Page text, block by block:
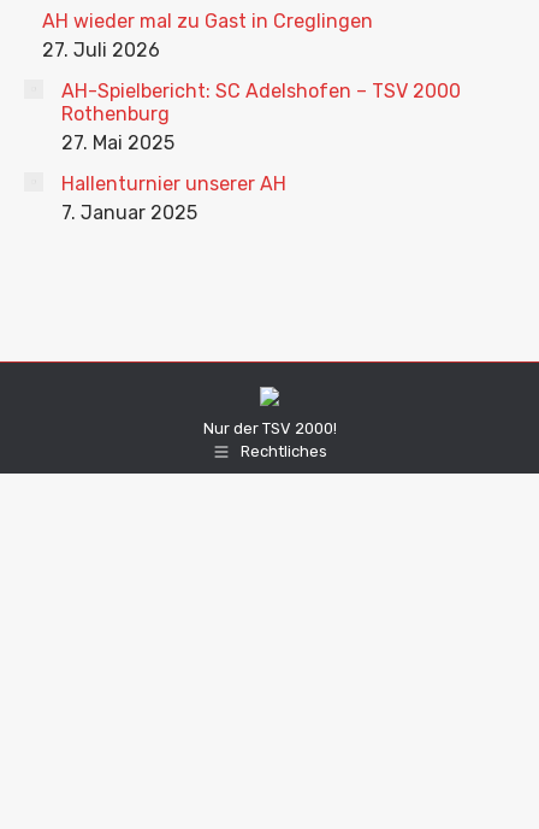
AH wieder mal zu Gast in Creglingen
27. Juli 2026
AH-Spielbericht: SC Adelshofen – TSV 2000
Rothenburg
27. Mai 2025
Hallenturnier unserer AH
7. Januar 2025
Nur der TSV 2000!
Rechtliches